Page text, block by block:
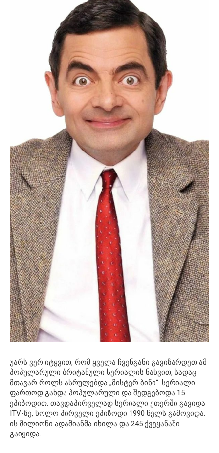
უარს ვერ იტყვით, რომ ყველა ჩვენგანი გავიზარდეთ ამ
პოპულარული ბრიტანული სერიალის ნახვით, სადაც
მთავარ როლს ასრულებდა „მისტერ ბინი“. სერიალი
ფართოდ გახდა პოპულარული და შედგებოდა 15
ეპიზოდით. თავდაპირველად სერიალი ეთერში გავიდა
ITV-ზე, ხოლო პირველი ეპიზოდი 1990 წელს გამოვიდა.
ის მილიონი ადამიანმა იხილა და 245 ქვეყანაში
გაიყიდა.